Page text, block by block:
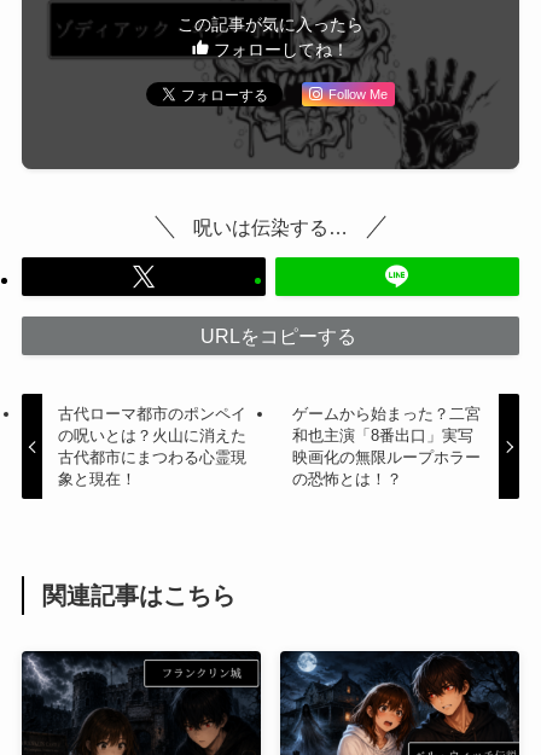
この記事が気に入ったら
フォローしてね！
Follow Me
呪いは伝染する…
URLをコピーする
古代ローマ都市のポンペイ
の呪いとは？火山に消えた
古代都市にまつわる心霊現
象と現在！
ゲームから始まった？二宮
和也主演「8番出口」実写
映画化の無限ループホラー
の恐怖とは！？
関連記事はこちら